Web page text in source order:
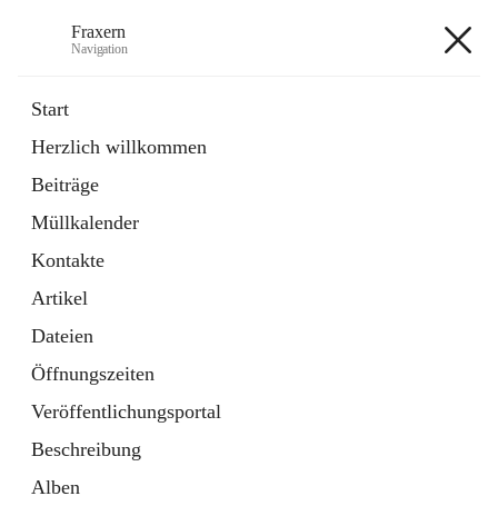
Fraxern
Navigation
Start
Herzlich willkommen
Beiträge
Müllkalender
Kontakte
Artikel
Dateien
Öffnungszeiten
Veröffentlichungsportal
Beschreibung
Alben
Ordner
in
Tab
Formulare
Artikel
öffnet
in
neuem
Tab